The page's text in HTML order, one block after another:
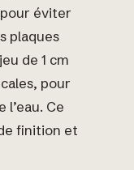
éviter
plaques
de 1 cm
pour
l’eau. Ce
finition et